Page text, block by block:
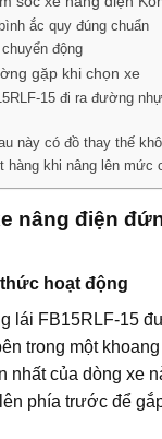
ắc quy đúng chuẩn
động
gặp khi chọn xe
15 đi ra đường
này có đồ thay thế
hàng khi nâng lên mức
nâng điện
hoạt động
lái FB15RLF-15
trong một
nhất của dòng xe
phía trước để